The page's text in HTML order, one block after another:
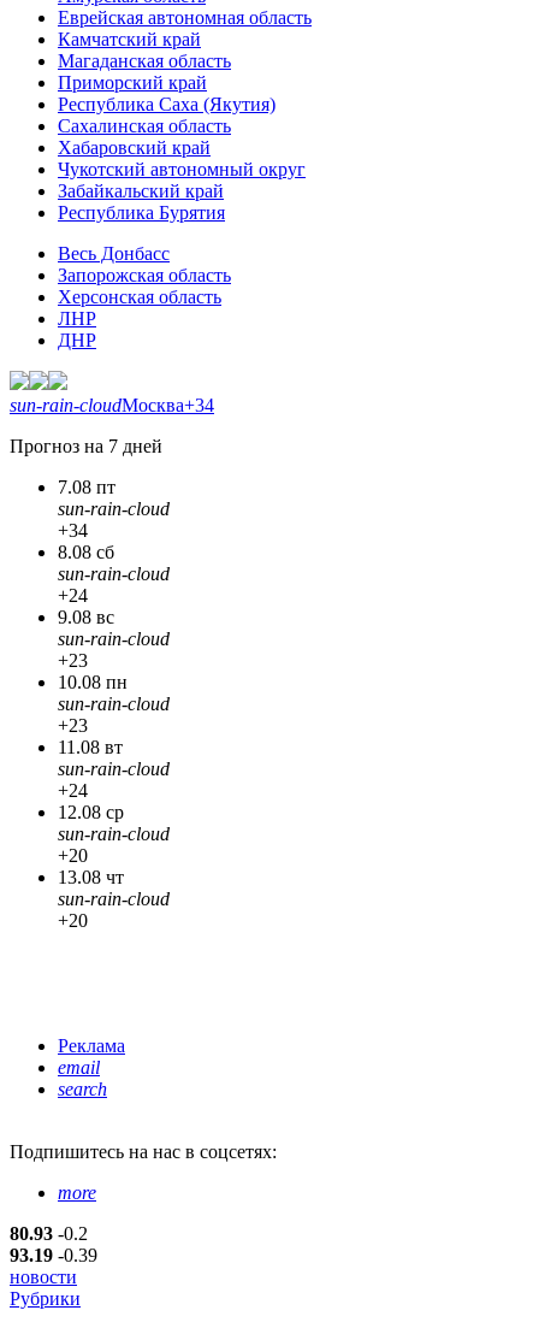
Еврейская автономная область
Камчатский край
Магаданская область
Приморский край
Республика Саха (Якутия)
Сахалинская область
Хабаровский край
Чукотский автономный округ
Забайкальский край
Республика Бурятия
Весь Донбасс
Запорожская область
Херсонская область
ЛНР
ДНР
sun-rain-cloudМосква+34
Прогноз на 7 дней
7.08 пт
sun-rain-cloud
+34
8.08 сб
sun-rain-cloud
+24
9.08 вс
sun-rain-cloud
+23
10.08 пн
sun-rain-cloud
+23
11.08 вт
sun-rain-cloud
+24
12.08 ср
sun-rain-cloud
+20
13.08 чт
sun-rain-cloud
+20
Реклама
email
search
Подпишитесь на нас в соцсетях:
more
80.93 -0.2
93.19 -0.39
новости
Рубрики